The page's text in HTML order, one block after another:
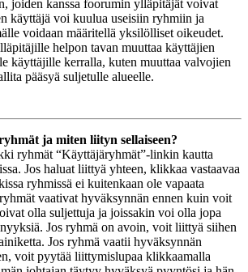
joiden kanssa foorumin ylläpitäjät voivat
käyttäjä voi kuulua useisiin ryhmiin ja
voidaan määritellä yksilölliset oikeudet.
helpon tavan muuttaa käyttäjien
käyttäjille kerralla, kuten muuttaa valvojien
pääsyä suljetulle alueelle.
ja miten liityn sellaiseen?
ryhmät “Käyttäjäryhmät”-linkin kautta
Jos haluat liittyä yhteen, klikkaa vastaavaa
ryhmissä ei kuitenkaan ole vapaata
vaativat hyväksynnän ennen kuin voit
olla suljettuja ja joissakin voi olla jopa
Jos ryhmä on avoin, voit liittyä siihen
Jos ryhmä vaatii hyväksynnän
voit pyytää liittymislupaa klikkaamalla